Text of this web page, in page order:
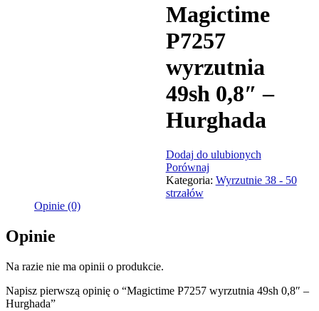
Magictime
P7257
wyrzutnia
49sh 0,8″ –
Hurghada
Dodaj do ulubionych
Porównaj
Kategoria: Wyrzutnie 38 - 50
strzałów
Opinie (0)
Opinie
Na razie nie ma opinii o produkcie.
Napisz pierwszą opinię o “Magictime P7257 wyrzutnia 49sh 0,8″ –
Hurghada”